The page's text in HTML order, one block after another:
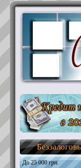
До 25 000 грн.